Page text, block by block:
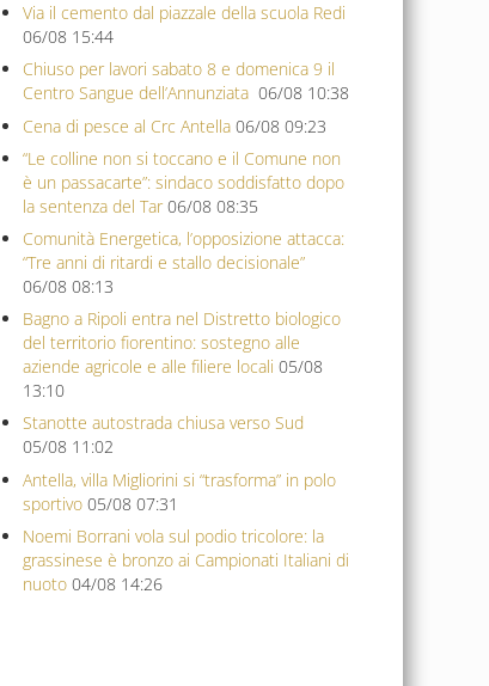
Via il cemento dal piazzale della scuola Redi
06/08 15:44
Chiuso per lavori sabato 8 e domenica 9 il
Centro Sangue dell’Annunziata 06/08 10:38
Cena di pesce al Crc Antella 06/08 09:23
“Le colline non si toccano e il Comune non
è un passacarte”: sindaco soddisfatto dopo
la sentenza del Tar 06/08 08:35
Comunità Energetica, l’opposizione attacca:
“Tre anni di ritardi e stallo decisionale”
06/08 08:13
Bagno a Ripoli entra nel Distretto biologico
del territorio fiorentino: sostegno alle
aziende agricole e alle filiere locali 05/08
13:10
Stanotte autostrada chiusa verso Sud
05/08 11:02
Antella, villa Migliorini si “trasforma” in polo
sportivo 05/08 07:31
Noemi Borrani vola sul podio tricolore: la
grassinese è bronzo ai Campionati Italiani di
nuoto 04/08 14:26